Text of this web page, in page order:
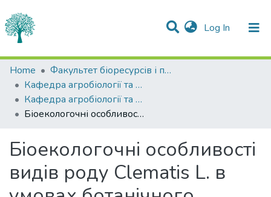
Log In (current)
Statistics
Communities & Collections
All of DSpace
Home
Факультет біоресурсів і природокористування
Кафедра агробіології та біохімії
Кафедра агробіології та біохімії
Біоекологочні особливості видів роду Clematis L. в умовах ботанічного розсадника Уманського національного університету садівництва
Біоекологочні особливості
видів роду Clematis L. в